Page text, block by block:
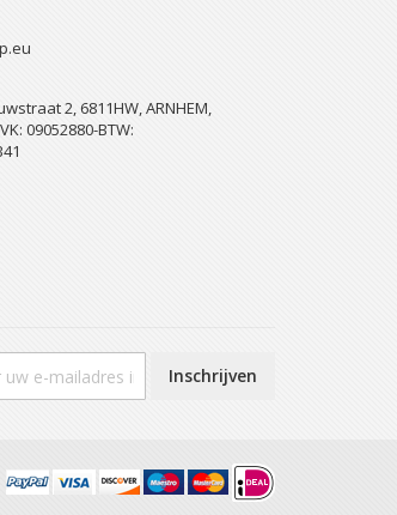
2, 6811HW, ARNHEM,
09052880-BTW:
Inschrijven